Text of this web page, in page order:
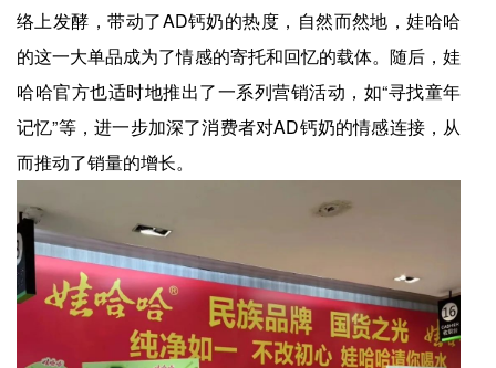
络上发酵，带动了AD钙奶的热度，自然而然地，娃哈哈
的这一大单品成为了情感的寄托和回忆的载体。随后，娃
哈哈官方也适时地推出了一系列营销活动，如“寻找童年
记忆”等，进一步加深了消费者对AD钙奶的情感连接，从
而推动了销量的增长。